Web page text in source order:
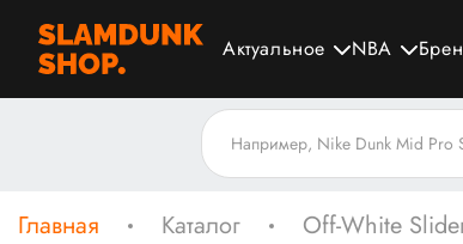
Актуальное NBA
Главная Каталог Off-White